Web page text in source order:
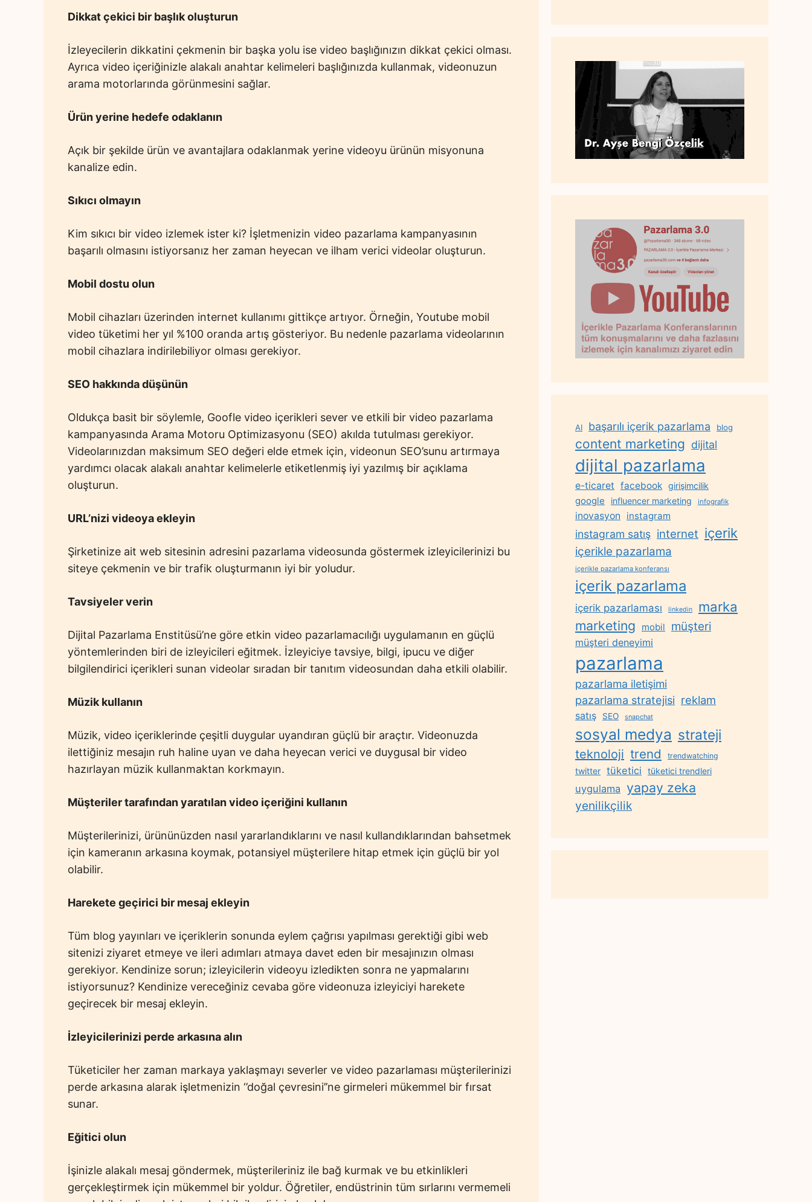
Dikkat çekici bir başlık oluşturun
İzleyecilerin dikkatini çekmenin bir başka yolu ise video başlığınızın dikkat çekici olması.
Ayrıca video içeriğinizle alakalı anahtar kelimeleri başlığınızda kullanmak, videonuzun
arama motorlarında görünmesini sağlar.
Ürün yerine hedefe odaklanın
Açık bir şekilde ürün ve avantajlara odaklanmak yerine videoyu ürünün misyonuna
kanalize edin.
Sıkıcı olmayın
Kim sıkıcı bir video izlemek ister ki? İşletmenizin video pazarlama kampanyasının
başarılı olmasını istiyorsanız her zaman heyecan ve ilham verici videolar oluşturun.
Mobil dostu olun
Mobil cihazları üzerinden internet kullanımı gittikçe artıyor. Örneğin, Youtube mobil
video tüketimi her yıl %100 oranda artış gösteriyor. Bu nedenle pazarlama videolarının
mobil cihazlara indirilebiliyor olması gerekiyor.
SEO hakkında düşünün
Oldukça basit bir söylemle, Goofle video içerikleri sever ve etkili bir video pazarlama
kampanyasında Arama Motoru Optimizasyonu (SEO) akılda tutulması gerekiyor.
Videolarınızdan maksimum SEO değeri elde etmek için, videonun SEO’sunu artırmaya
yardımcı olacak alakalı anahtar kelimelerle etiketlenmiş iyi yazılmış bir açıklama
oluşturun.
URL’nizi videoya ekleyin
Şirketinize ait web sitesinin adresini pazarlama videosunda göstermek izleyicilerinizi bu
siteye çekmenin ve bir trafik oluşturmanın iyi bir yoludur.
Tavsiyeler verin
Dijital Pazarlama Enstitüsü’ne göre etkin video pazarlamacılığı uygulamanın en güçlü
yöntemlerinden biri de izleyicileri eğitmek. İzleyiciye tavsiye, bilgi, ipucu ve diğer
bilgilendirici içerikleri sunan videolar sıradan bir tanıtım videosundan daha etkili olabilir.
Müzik kullanın
Müzik, video içeriklerinde çeşitli duygular uyandıran güçlü bir araçtır. Videonuzda
ilettiğiniz mesajın ruh haline uyan ve daha heyecan verici ve duygusal bir video
hazırlayan müzik kullanmaktan korkmayın.
Müşteriler tarafından yaratılan video içeriğini kullanın
Müşterilerinizi, ürününüzden nasıl yararlandıklarını ve nasıl kullandıklarından bahsetmek
için kameranın arkasına koymak, potansiyel müşterilere hitap etmek için güçlü bir yol
olabilir.
Harekete geçirici bir mesaj ekleyin
Tüm blog yayınları ve içeriklerin sonunda eylem çağrısı yapılması gerektiği gibi web
sitenizi ziyaret etmeye ve ileri adımları atmaya davet eden bir mesajınızın olması
gerekiyor. Kendinize sorun; izleyicilerin videoyu izledikten sonra ne yapmalarını
istiyorsunuz? Kendinize vereceğiniz cevaba göre videonuza izleyiciyi harekete
geçirecek bir mesaj ekleyin.
İzleyicilerinizi perde arkasına alın
Tüketiciler her zaman markaya yaklaşmayı severler ve video pazarlaması müşterilerinizi
perde arkasına alarak işletmenizin ‘’doğal çevresini’’ne girmeleri mükemmel bir fırsat
sunar.
Eğitici olun
İşinizle alakalı mesaj göndermek, müşterileriniz ile bağ kurmak ve bu etkinlikleri
gerçekleştirmek için mükemmel bir yoldur. Öğretiler, endüstrinin tüm sırlarını vermemeli
AI başarılı içerik pazarlama blog
content marketing dijital
dijital pazarlama
e-ticaret facebook girişimcilik
google influencer marketing infografik
inovasyon instagram
instagram satış internet içerik
içerikle pazarlama
içerikle pazarlama konferansı
içerik pazarlama
içerik pazarlaması linkedin marka
marketing mobil müşteri
müşteri deneyimi
pazarlama
pazarlama iletişimi
pazarlama stratejisi reklam
satış SEO snapchat
sosyal medya strateji
teknoloji trend trendwatching
twitter tüketici tüketici trendleri
uygulama yapay zeka
yenilikçilik